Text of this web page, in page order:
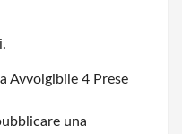
Avvolgibile 4 Prese
una